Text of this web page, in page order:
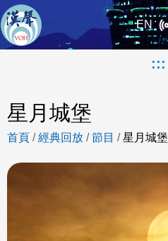
EN
:::
星月城堡
首頁 /經典回放 /節目 /星月城堡